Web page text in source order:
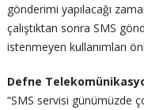
gönderimi yapılacağı
çalıştıktan sonra SMS
istenmeyen kullanımları
Defne
“SMS servisi günümüzde